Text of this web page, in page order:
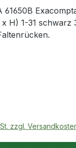
61650B
zzgl.